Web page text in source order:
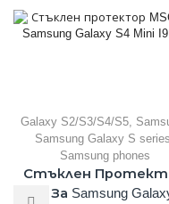
Galaxy S2/S3/S4/S5
Samsung Galaxy S series
Samsung phones
Стъклен
MSG За Samsung